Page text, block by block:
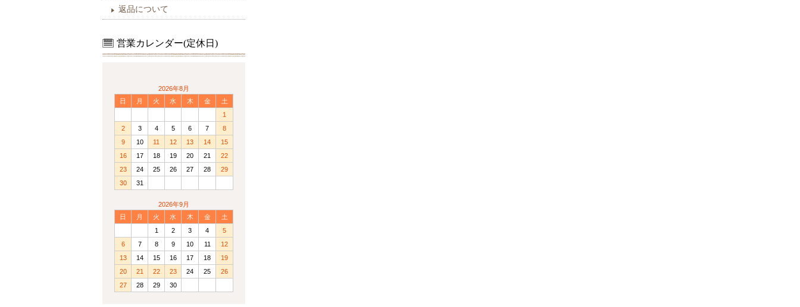
返品について
営業カレンダー(定休日)
2026年8月
日
月 火 水 木 金
土
1
2
3 4 5 6 7
8
9
10 11 12 13 14
15
16
17 18 19 20 21
22
23
24 25 26 27 28
29
30
31
2026年9月
日
月 火 水 木 金
土
1
2 3 4
5
6
7 8 9 10 11
12
13
14 15 16 17 18
19
20
21 22 23 24 25
26
27
28 29 30